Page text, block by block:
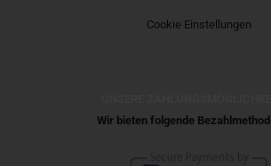
Cookie Einstellungen
Wir bieten folgende